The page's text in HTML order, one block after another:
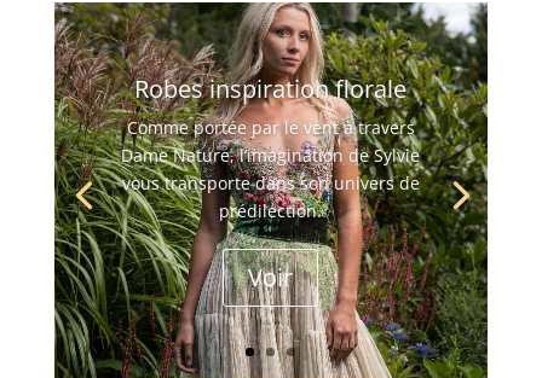
Robes inspiration florale
Comme portée par le vent à travers
Dame Nature, l’imagination de Sylvie
vous transporte dans son univers de
prédilection.
Voir